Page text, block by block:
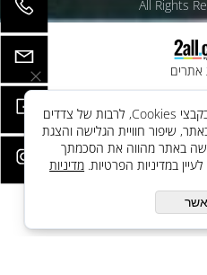
אתרים
לידיעתך, באתרנו נעשה שימוש בקבצי Cookies, לרבות של צדדים
שיפור חוויית הגלישה והצגת
באתר מהווה את הסכמתך
במדיניות הפרטיות. מדיניות